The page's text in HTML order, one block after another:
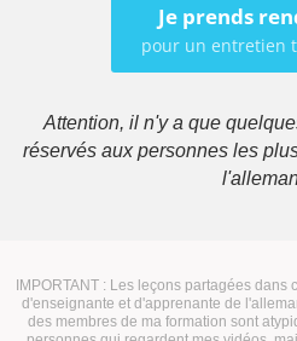
Je prends
pour un entretien
Attention, il n'y a que
réservés aux personnes les
IMPORTANT : Les leçons partagées dans
d'enseignante et d'apprenante de
des membres de ma formation sont